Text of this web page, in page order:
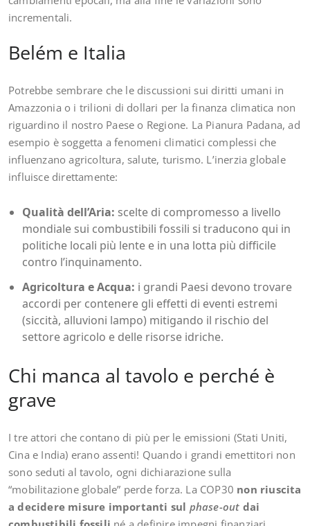
incrementali.
Belém e Italia
Potrebbe sembrare che le discussioni sui diritti umani in
Amazzonia o i trilioni di dollari per la finanza climatica non
riguardino il nostro Paese o Regione. La Pianura Padana, ad
esempio è soggetta a fenomeni climatici complessi che
influenzano agricoltura, salute, turismo. L’inerzia globale
influisce direttamente:
Qualità dell’Aria: scelte di compromesso a livello
mondiale sui combustibili fossili si traducono qui in
politiche locali più lente e in una lotta più difficile
contro l’inquinamento.
Agricoltura e Acqua: i grandi Paesi devono trovare
accordi per contenere gli effetti di eventi estremi
(siccità, alluvioni lampo) mitigando il rischio del
settore agricolo e delle risorse idriche.
Chi manca al tavolo e perché è
grave
I tre attori che contano di più per le emissioni (Stati Uniti,
Cina e India) erano assenti! Quando i grandi emettitori non
sono seduti al tavolo, ogni dichiarazione sulla
“mobilitazione globale” perde forza. La COP30 non riuscita
a decidere misure importanti sul phase-out dai